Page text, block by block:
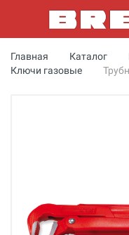
Главная Каталог
Ключи газовые